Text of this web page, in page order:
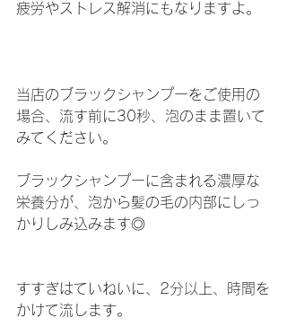
疲労やストレス解消にもなりますよ。
当店のブラックシャンプーをご使用の
場合、流す前に30秒、泡のまま置いて
みてください。
ブラックシャンプーに含まれる濃厚な
栄養分が、泡から髪の毛の内部にしっ
かりしみ込みます◎
すすぎはていねいに、2分以上、時間を
かけて流します。